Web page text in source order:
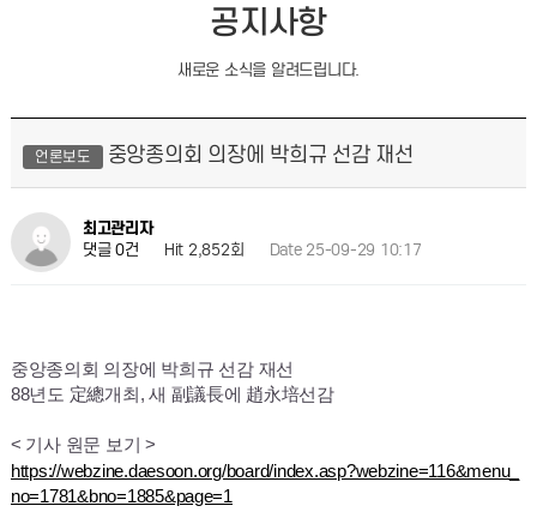
공지사항
새로운 소식을 알려드립니다.
언론보도 중앙종의회 의장에 박희규 선감 재선
최고관리자
댓글 0건
Hit 2,852회 Date 25-09-29 10:17
중앙종의회 의장에 박희규 선감 재선
88년도 定總개최, 새 副議長에 趙永培선감
< 기사 원문 보기 >
https://webzine.daesoon.org/board/index.asp?webzine=116&menu_
no=1781&bno=1885&page=1